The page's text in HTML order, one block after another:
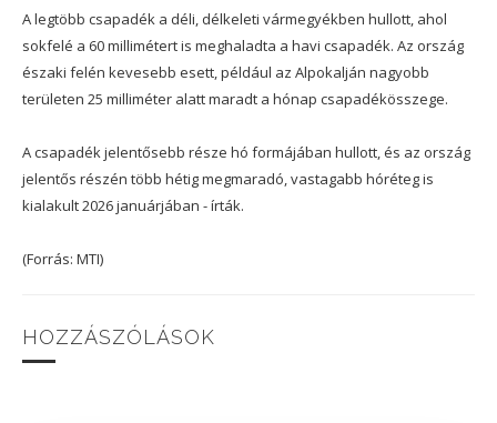
A legtöbb csapadék a déli, délkeleti vármegyékben hullott, ahol
sokfelé a 60 millimétert is meghaladta a havi csapadék. Az ország
északi felén kevesebb esett, például az Alpokalján nagyobb
területen 25 milliméter alatt maradt a hónap csapadékösszege.
A csapadék jelentősebb része hó formájában hullott, és az ország
jelentős részén több hétig megmaradó, vastagabb hóréteg is
kialakult 2026 januárjában - írták.
(Forrás: MTI)
HOZZÁSZÓLÁSOK